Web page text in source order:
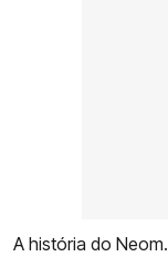
A história do Neom.